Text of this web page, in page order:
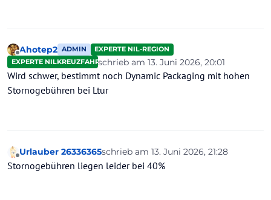
Offline
Ahotep2 ADMIN
EXPERTE NIL-REGION
EXPERTE NILKREUZFAHRTENschrieb am 13. Juni 2026, 20:01
zuletzt editiert von
Wird schwer, bestimmt noch Dynamic Packaging mit hohen
Stornogebühren bei Ltur
Offline
Urlauber 26336365schrieb am 13. Juni 2026, 21:28
zuletzt editiert von
Stornogebühren liegen leider bei 40%